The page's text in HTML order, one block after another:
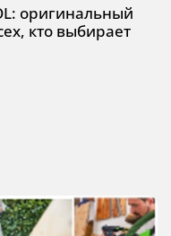
оригинальный
кто выбирает